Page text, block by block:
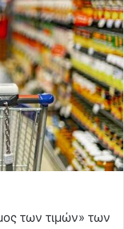
των τιμών» των